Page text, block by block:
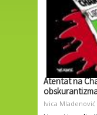
Atentat na
Ivica Mladenović